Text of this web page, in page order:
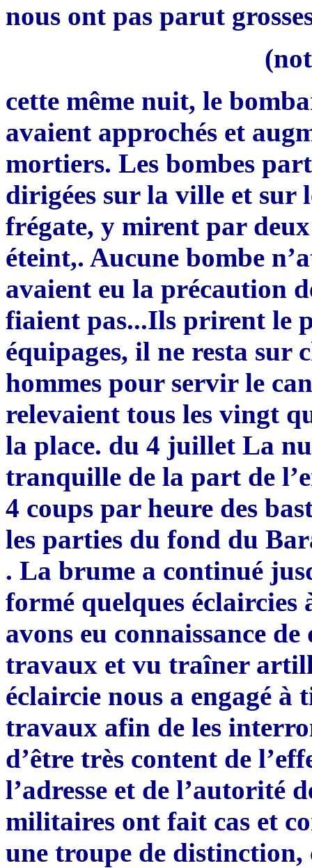
nous ont pas parut
cette même nuit, le
avaient approchés et
mortiers. Les bombes
dirigées sur la ville et sur
frégate, y mirent par
éteint,. Aucune bombe
avaient eu la précaution
fiaient pas...Ils prirent le
équipages, il ne resta sur
hommes pour servir le
relevaient tous les vingt
la place. du 4 juillet La
tranquille de la part de
4 coups par heure des
les parties du fond du
. La brume a continué
formé quelques éclaircies
avons eu connaissance
travaux et vu traîner
éclaircie nous a engagé à
travaux afin de les
d’être très content de
l’adresse et de l’autorité
militaires ont fait cas et
une troupe de distinction,